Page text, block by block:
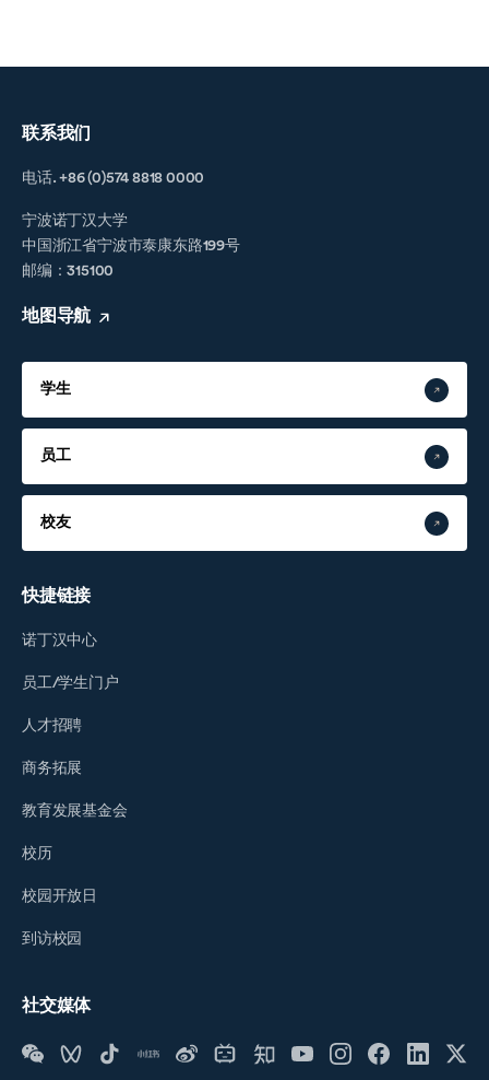
联系我们
电话. +86 (0)574 8818 0000
宁波诺丁汉大学
中国浙江省宁波市泰康东路199号
邮编：315100
地图导航
学生
员工
校友
快捷链接
诺丁汉中心
员工/学生门户
人才招聘
商务拓展
教育发展基金会
校历
校园开放日
到访校园
社交媒体